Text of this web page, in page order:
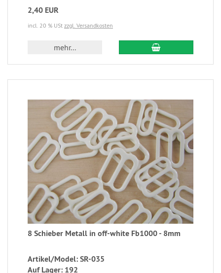
2,40 EUR
incl. 20 % USt zzgl. Versandkosten
mehr...
8 Schieber Metall in off-white Fb1000 - 8mm
Artikel/Model: SR-035
Auf Lager: 192